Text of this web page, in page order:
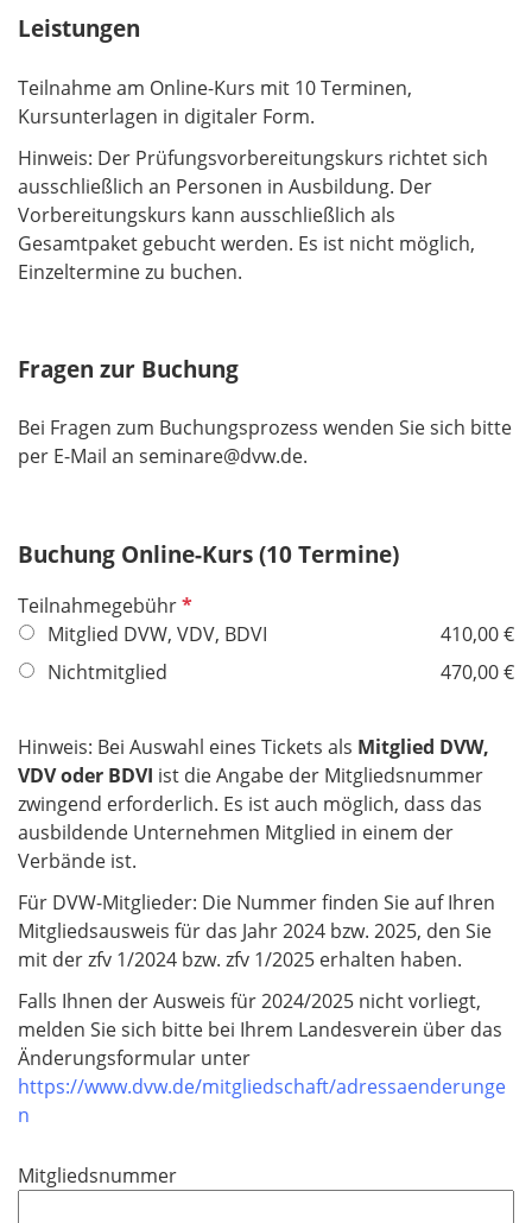
l
Leistungen
Teilnahme am Online-Kurs mit 10 Terminen,
Kursunterlagen in digitaler Form.
Hinweis: Der Prüfungsvorbereitungskurs richtet sich
ausschließlich an Personen in Ausbildung. Der
Vorbereitungskurs kann ausschließlich als
Gesamtpaket gebucht werden. Es ist nicht möglich,
Einzeltermine zu buchen.
Fragen zur Buchung
Bei Fragen zum Buchungsprozess wenden Sie sich bitte
per E-Mail an seminare@dvw.de.
Buchung Online-Kurs (10 Termine)
TeilnahmegebührP
f
h
t
f
e
Mitglied DVW, VDV, BDVI
410,00 €
Nichtmitglied
470,00 €
Hinweis: Bei Auswahl eines Tickets als Mitglied DVW,
VDV oder BDVI ist die Angabe der Mitgliedsnummer
zwingend erforderlich. Es ist auch möglich, dass das
ausbildende Unternehmen Mitglied in einem der
Verbände ist.
Für DVW-Mitglieder: Die Nummer finden Sie auf Ihren
Mitgliedsausweis für das Jahr 2024 bzw. 2025, den Sie
mit der zfv 1/2024 bzw. zfv 1/2025 erhalten haben.
Falls Ihnen der Ausweis für 2024/2025 nicht vorliegt,
melden Sie sich bitte bei Ihrem Landesverein über das
Änderungsformular unter
https://www.dvw.de/mitgliedschaft/adressaenderunge
n
Mitgliedsnummer